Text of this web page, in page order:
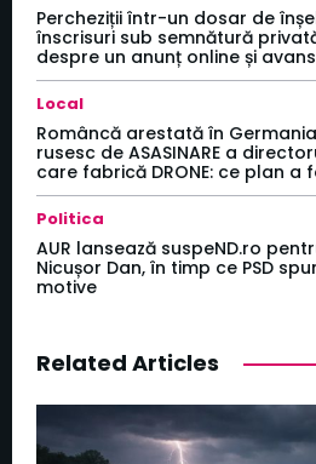
Percheziții într-un dosar de
înscrisuri sub semnătură
despre un anunț online și
Local
Româncă arestată în
rusesc de ASASINARE a
care fabrică DRONE: ce plan a
Politica
AUR lansează suspeND.ro
Nicușor Dan, în timp ce PSD
motive
Related Articles